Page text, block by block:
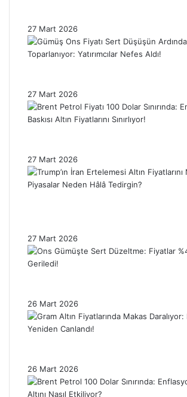
27 Mart 2026
27 Mart 2026
27 Mart 2026
27 Mart 2026
26 Mart 2026
26 Mart 2026